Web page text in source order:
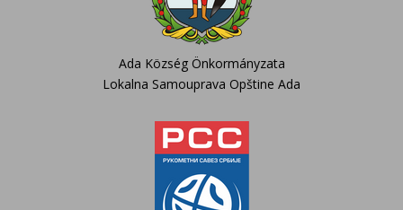
Ada Község Önkormányzata
Lokalna Samouprava Opštine Ada